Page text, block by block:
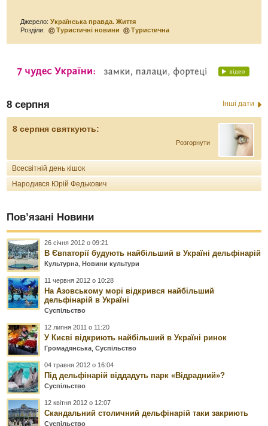
Джерело:Українська правда. Життя
Розділи:
Туристичні новини Туристична
8 серпня Інші дати
8 серпня святкують:
Розгорнути
Всесвітній день кішок
Народився Юрій Федькович
Пов’язані Новини
26 січня 2012 о 09:21
В Євпаторії будують найбільший в Україні дельфінарій
Культурна ,Новини культури
11 червня 2012 о 10:28
На Азовському морі відкрився найбільший
дельфінарій в Україні
Суспільство
12 липня 2011 о 11:20
У Києві відкриють найбільший в Україні ринок
Громадянська ,Суспільство
04 травня 2012 о 16:04
Під дельфінарій віддадуть парк «Відрадний»?
Суспільство
12 квітня 2012 о 12:07
Скандальний столичний дельфінарій таки закриють
Суспільство